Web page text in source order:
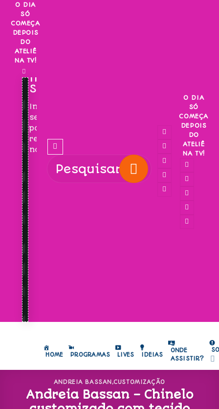
Skip
content
O DIA
SÓ
COMEÇA
DEPOIS
DO
ATELIÊ
NA TV!
INSCREVA-
SE!
Inscreva-
se
para
receber
novidades!
O DIA
SÓ
COMEÇA
DEPOIS
DO
ATELIÊ
NA TV!
HOME PROGRAMAS LIVES IDEIAS
ONDE
ASSISTIR?
ANDREIA BASSAN ,CUSTOMIZAÇÃO
Andreia Bassan – Chinelo